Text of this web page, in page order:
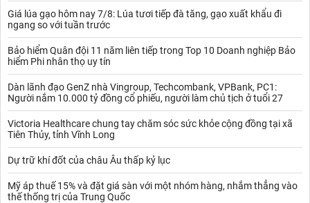
Giá lúa gạo hôm nay 7/8: Lúa tươi tiếp đà tăng, gạo xuất khẩu đi
ngang so với tuần trước
Bảo hiểm Quân đội 11 năm liên tiếp trong Top 10 Doanh nghiệp Bảo
hiểm Phi nhân thọ uy tín
Dàn lãnh đạo GenZ nhà Vingroup, Techcombank, VPBank, PC1:
Người nắm 10.000 tỷ đồng cổ phiếu, người làm chủ tịch ở tuổi 27
Victoria Healthcare chung tay chăm sóc sức khỏe cộng đồng tại xã
Tiên Thủy, tỉnh Vĩnh Long
Dự trữ khí đốt của châu Âu thấp kỷ lục
Mỹ áp thuế 15% và đặt giá sàn với một nhóm hàng, nhắm thẳng vào
thế thống trị của Trung Quốc